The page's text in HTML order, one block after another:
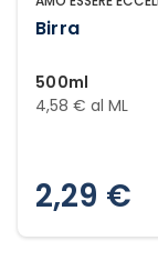
Birra
500ml
4,58 € al ML
2,29 €